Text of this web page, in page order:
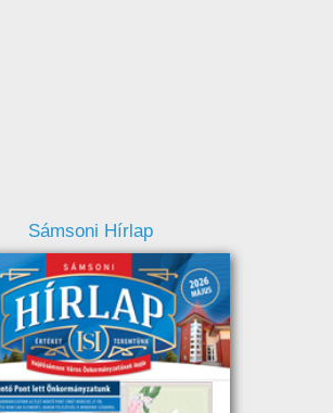
Sámsoni Hírlap